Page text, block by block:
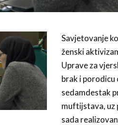
Savjetovanje
ženski
Uprave za
brak i porodicu
sedamdestak
muftijstava, uz
sada